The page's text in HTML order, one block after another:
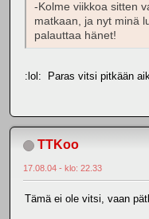
-Kolme viikkoa sitten
matkaan, ja nyt minä
palauttaa hänet!
:lol: Paras vitsi pitkään
TTKoo
17.08.04 - klo: 22.33
Tämä ei ole vitsi, vaan